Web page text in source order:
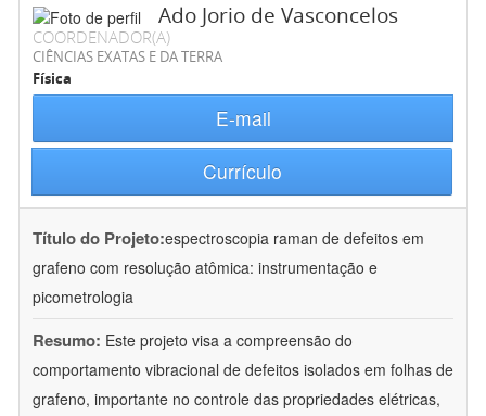
Ado Jorio de Vasconcelos
COORDENADOR(A)
CIÊNCIAS EXATAS E DA TERRA
Física
E-mail
Currículo
Título do Projeto:espectroscopia raman de defeitos em
grafeno com resolução atômica: instrumentação e
picometrologia
Resumo: Este projeto visa a compreensão do
comportamento vibracional de defeitos isolados em folhas de
grafeno, importante no controle das propriedades elétricas,